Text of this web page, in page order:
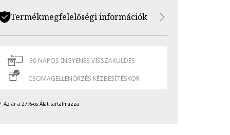
Termékmegfelelőségi információk
30 NAPOS INGYENES VISSZAKÜLDÉS
CSOMAGELLENŐRZÉS KÉZBESÍTÉSKOR
Az ár a 27%-os Áfát tartalmazza